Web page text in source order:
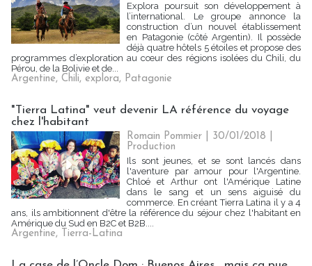
Explora poursuit son développement à
l’international. Le groupe annonce la
construction d’un nouvel établissement
en Patagonie (côté Argentin). Il possède
déjà quatre hôtels 5 étoiles et propose des
programmes d’exploration au cœur des régions isolées du Chili, du
Pérou, de la Bolivie et de...
Argentine, Chili, explora, Patagonie
"Tierra Latina" veut devenir LA référence du voyage
chez l'habitant
Romain Pommier | 30/01/2018
Production
Ils sont jeunes, et se sont lancés dans
l'aventure par amour pour l'Argentine.
Chloé et Arthur ont l'Amérique Latine
dans le sang et un sens aiguisé du
commerce. En créant Tierra Latina il y a 4
ans, ils ambitionnent d'être la référence du séjour chez l'habitant en
Amérique du Sud en B2C et B2B....
Argentine, Tierra-Latina